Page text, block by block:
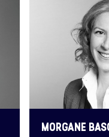
MORGANE